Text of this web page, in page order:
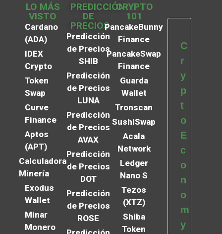
LO MÁS
VISTO
Cardano
(ADA)
IDEX
Crypto
Token
Swap
Curve
Finance
Aptos
(APT)
Calculadora
Minería
Exodus
Wallet
Minar
Monero
PREDICCIÓN
DE
PRECIOS
Predicción
de Precios
SHIB
Predicción
de Precios
LUNA
Predicción
de Precios
AVAX
Predicción
de Precios
DOT
Predicción
de Precios
ROSE
CRYPTO
101
PancakeBunny
Finance
PancakeSwap
Finance
Guarda
Wallet
Tronscan
SushiSwap
Acala
Network
Ledger
Nano S
Tezos
(XTZ)
Shiba
Token
C
r
y
p
t
o
E
c
o
n
o
m
y